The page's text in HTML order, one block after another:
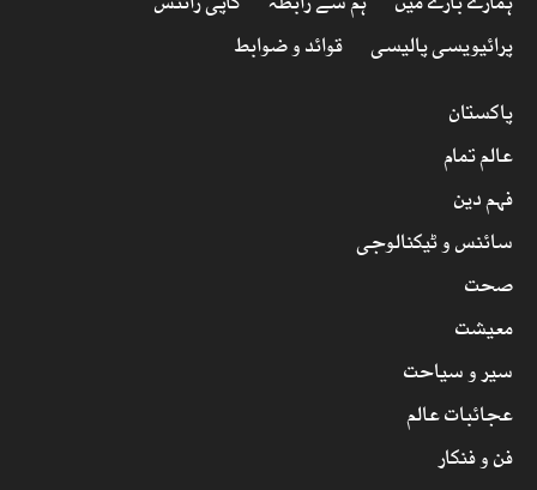
پرائیویسی پالیسی
قوائد و ضوابط
پاکستان
عالم تمام
فہم دین
سائنس و ٹیکنالوجی
صحت
معیشت
سیر و سیاحت
عجائبات عالم
فن و فنکار